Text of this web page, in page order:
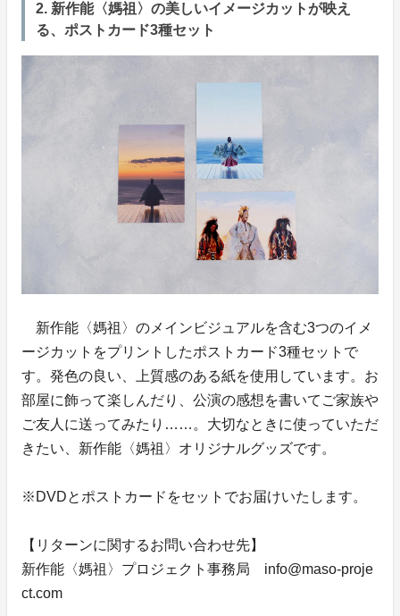
2. 新作能〈媽祖〉の美しいイメージカットが映え
る、ポストカード3種セット
新作能〈媽祖〉のメインビジュアルを含む3つのイメ
ージカットをプリントしたポストカード3種セットで
す。発色の良い、上質感のある紙を使用しています。お
部屋に飾って楽しんだり、公演の感想を書いてご家族や
ご友人に送ってみたり……。大切なときに使っていただ
きたい、新作能〈媽祖〉オリジナルグッズです。
※DVDとポストカードをセットでお届けいたします。
【リターンに関するお問い合わせ先】
新作能〈媽祖〉プロジェクト事務局 info@maso-proje
ct.com